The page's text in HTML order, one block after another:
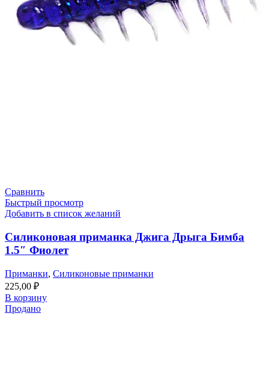
Сравнить
Быстрый просмотр
Добавить в список желаний
Силиконовая приманка Джига Дрыга Бимба
1.5″ Фиолет
Приманки, Силиконовые приманки
225,00 ₽
В корзину
Продано